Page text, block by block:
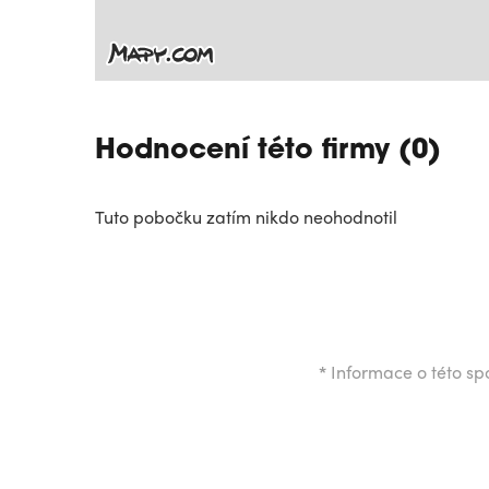
Hodnocení této firmy (0)
Tuto pobočku zatím nikdo neohodnotil
* Informace o této